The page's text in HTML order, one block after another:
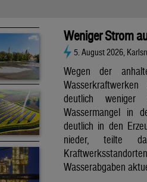
Weniger Strom
5. August 2026,
Wegen der
deutlich
Wassermangel in
deutlich in den
nieder, teilte
Wasserabgaben